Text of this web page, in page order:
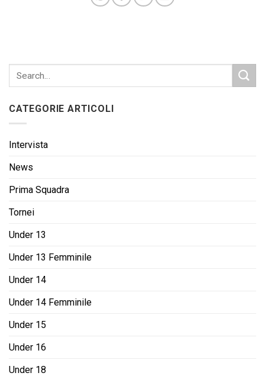
CATEGORIE ARTICOLI
Intervista
News
Prima Squadra
Tornei
Under 13
Under 13 Femminile
Under 14
Under 14 Femminile
Under 15
Under 16
Under 18